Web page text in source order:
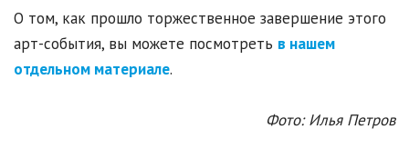
О том, как прошло торжественное завершение этого
арт-события, вы можете посмотреть в нашем
отдельном материале.
Фото: Илья Петров